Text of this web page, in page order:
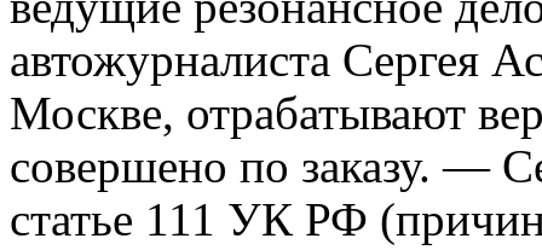
автожурналиста Сергея
Москве, отрабатывают
совершено по заказу. —
статье 111 УК РФ